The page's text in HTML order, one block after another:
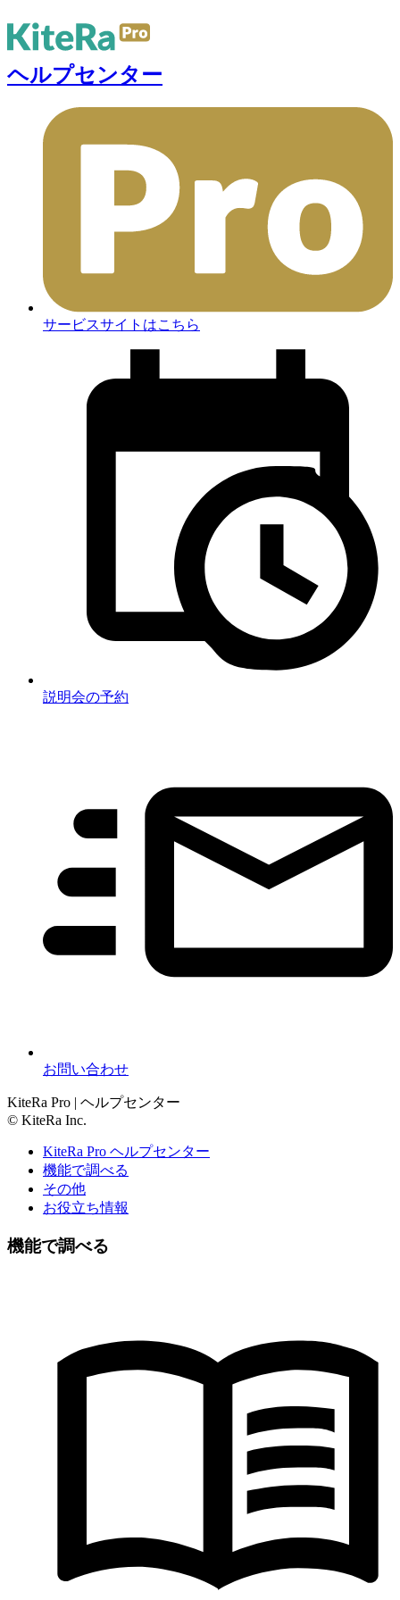
ヘルプセンター
サービスサイトはこちら
説明会の予約
お問い合わせ
KiteRa Pro | ヘルプセンター
© KiteRa Inc.
KiteRa Pro ヘルプセンター
機能で調べる
その他
お役立ち情報
機能で調べる